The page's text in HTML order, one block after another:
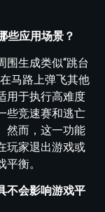
些应用场景？
围生成类似“跳台
马路上弹飞其他
用于执行高难度
些竞速赛和逃亡
然而，这一功能
玩家退出游戏或
衡。
不会影响游戏平